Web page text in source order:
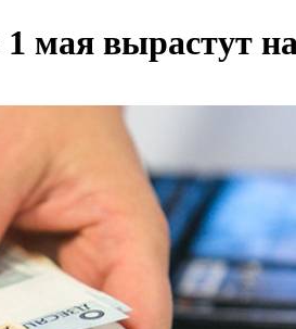
мая вырастут